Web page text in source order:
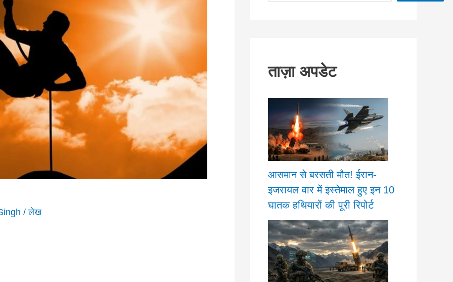
/लेख
ताज़ा अपडेट
आसमान से बरसती मौत! ईरान-
इजरायल वार में इस्तेमाल हुए इन 10
घातक हथियारों की पूरी रिपोर्ट